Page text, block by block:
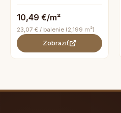
10,49 €/m²
23,07 € / balenie (2,199 m²)
Zobraziť